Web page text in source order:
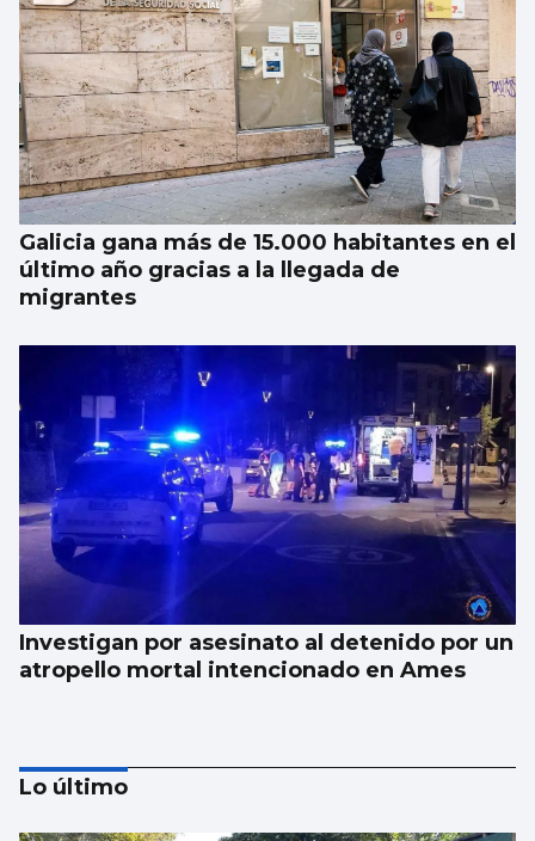
Galicia gana más de 15.000 habitantes en el
último año gracias a la llegada de
migrantes
Investigan por asesinato al detenido por un
atropello mortal intencionado en Ames
Lo último